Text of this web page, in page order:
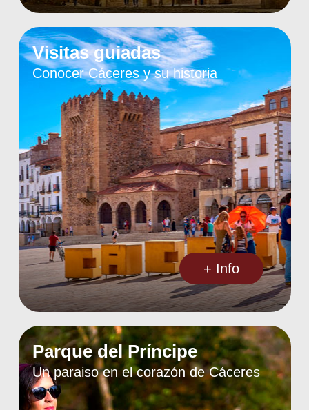
Visitas guiadas
Conocer Cáceres y su historia
+ Info
Parque del Príncipe
Un paraiso en el corazón de Cáceres